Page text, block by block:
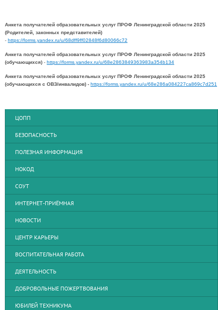
Анкета получателей образовательных услуг ПРОФ Ленинградской области 2025
(Родителей, законных представителей)
- https://forms.yandex.ru/u/68dff9ff02848f6d80066c72
Анкета получателей образовательных услуг ПРОФ Ленинградской области 2025
(обучающихся) - https://forms.yandex.ru/u/68e2863849363983a354b134
Анкета получателей образовательных услуг ПРОФ Ленинградской области 2025
(обучающихся с ОВЗ/инвалидов) - https://forms.yandex.ru/u/68e286a084227ca869c7d251
ЦОПП
БЕЗОПАСНОСТЬ
ПОЛЕЗНАЯ ИНФОРМАЦИЯ
НОКОД
СОУТ
ИНТЕРНЕТ-ПРИЁМНАЯ
НОВОСТИ
ЦЕНТР КАРЬЕРЫ
ВОСПИТАТЕЛЬНАЯ РАБОТА
ДЕЯТЕЛЬНОСТЬ
ДОБРОВОЛЬНЫЕ ПОЖЕРТВОВАНИЯ
ЮБИЛЕЙ ТЕХНИКУМА